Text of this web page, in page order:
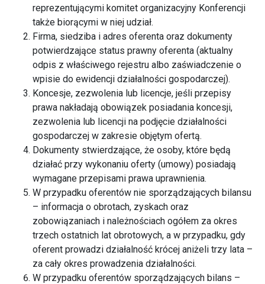
reprezentującymi komitet organizacyjny Konferencji
także biorącymi w niej udział.
Firma, siedziba i adres oferenta oraz dokumenty
potwierdzające status prawny oferenta (aktualny
odpis z właściwego rejestru albo zaświadczenie o
wpisie do ewidencji działalności gospodarczej).
Koncesje, zezwolenia lub licencje, jeśli przepisy
prawa nakładają obowiązek posiadania koncesji,
zezwolenia lub licencji na podjęcie działalności
gospodarczej w zakresie objętym ofertą.
Dokumenty stwierdzające, że osoby, które będą
działać przy wykonaniu oferty (umowy) posiadają
wymagane przepisami prawa uprawnienia.
W przypadku oferentów nie sporządzających bilansu
– informacja o obrotach, zyskach oraz
zobowiązaniach i należnościach ogółem za okres
trzech ostatnich lat obrotowych, a w przypadku, gdy
oferent prowadzi działalność krócej aniżeli trzy lata –
za cały okres prowadzenia działalności.
W przypadku oferentów sporządzających bilans –